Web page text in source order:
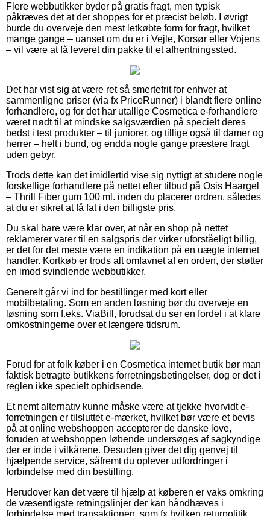
Flere webbutikker byder på gratis fragt, men typisk
påkræves det at der shoppes for et præcist beløb. I øvrigt
burde du overveje den mest letkøbte form for fragt, hvilket
mange gange – uanset om du er i Vejle, Korsør eller Vojens
– vil være at få leveret din pakke til et afhentningssted.
Det har vist sig at være ret så smertefrit for enhver at
sammenligne priser (via fx PriceRunner) i blandt flere online
forhandlere, og for det har utallige Cosmetica e-forhandlere
været nødt til at mindske salgsværdien på specielt deres
bedst i test produkter – til juniorer, og tillige også til damer og
herrer – helt i bund, og endda nogle gange præstere fragt
uden gebyr.
Trods dette kan det imidlertid vise sig nyttigt at studere nogle
forskellige forhandlere på nettet efter tilbud på Osis Haargel
– Thrill Fiber gum 100 ml. inden du placerer ordren, således
at du er sikret at få fat i den billigste pris.
Du skal bare være klar over, at når en shop på nettet
reklamerer varer til en salgspris der virker uforståeligt billig,
er det for det meste være en indikation på en uægte internet
handler. Kortkøb er trods alt omfavnet af en orden, der støtter
en imod svindlende webbutikker.
Generelt går vi ind for bestillinger med kort eller
mobilbetaling. Som en anden løsning bør du overveje en
løsning som f.eks. ViaBill, forudsat du ser en fordel i at klare
omkostningerne over et længere tidsrum.
Forud for at folk køber i en Cosmetica internet butik bør man
faktisk betragte butikkens forretningsbetingelser, dog er det i
reglen ikke specielt ophidsende.
Et nemt alternativ kunne måske være at tjekke hvorvidt e-
forretningen er tilsluttet e-mærket, hvilket bør være et bevis
på at online webshoppen accepterer de danske love,
foruden at webshoppen løbende undersøges af sagkyndige
der er inde i vilkårene. Desuden giver det dig genvej til
hjælpende service, såfremt du oplever udfordringer i
forbindelse med din bestilling.
Herudover kan det være til hjælp at køberen er vaks omkring
de væsentligste retningslinjer der kan håndhæves i
forbindelse med transaktionen, som fx hvilken returpolitik